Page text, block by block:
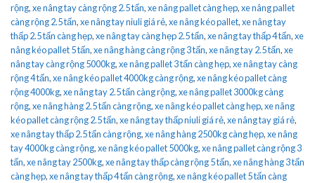
rộng,xe nâng tay càng rộng 2.5 tấn,xe nâng pallet càng hẹp,xe nâng pallet
càng rộng 2.5 tấn,xe nâng tay niuli giá rẻ,xe nâng kéo pallet,xe nâng tay
thấp 2.5 tấn càng hẹp,xe nâng tay càng hẹp 2.5 tấn,xe nâng tay thấp 4 tấn,xe
nâng kéo pallet 5 tấn,xe nâng hàng càng rộng 3 tấn,xe nâng tay 2.5 tấn,xe
nâng tay càng rộng 5000kg,xe nâng pallet 3 tấn càng hẹp,xe nâng tay càng
rộng 4 tấn,xe nâng kéo pallet 4000kg càng rộng,xe nâng kéo pallet càng
rộng 4000kg,xe nâng tay 2.5 tấn càng rộng,xe nâng pallet 3000kg càng
rộng,xe nâng hàng 2.5 tấn càng rộng,xe nâng kéo pallet càng hẹp,xe nâng
kéo pallet càng rộng 2.5 tấn,xe nâng tay thấp niuli giá rẻ,xe nâng tay giá rẻ,
xe nâng tay thấp 2.5 tấn càng rộng,xe nâng hàng 2500kg càng hẹp,xe nâng
tay 4000kg càng rộng,xe nâng kéo pallet 5000kg,xe nâng pallet càng rộng 3
tấn,xe nâng tay 2500kg,xe nâng tay thấp càng rộng 5 tấn,xe nâng hàng 3 tấn
càng hẹp,xe nâng tay thấp 4 tấn càng rộng,xe nâng kéo pallet 5 tấn càng